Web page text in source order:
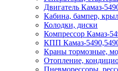
Двигатель Камаз-
Кабина, бампер,
Колодки, диски
Компрессор Камаз-
КПП Камаз-
Краны тормозные,
Отопление,
Пневморессоры,